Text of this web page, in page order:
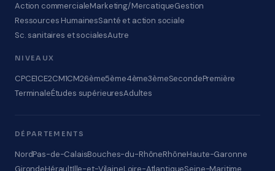
Action commercialeMarketing/MercatiqueGestion
Ressources HumainesSanté et action sociale
Sc. sanitaires et socialesAutre
NIVEAUX
CPCE1CE2CM1CM26ème5ème4ème3èmeSecondePremière
TerminaleÉtudes supérieuresAdultes
DÉPARTEMENTS
NordPas-de-CalaisBouches-du-RhôneRhôneHaute-Garonne
GirondeHéraultIlle-et-VilaineLoire-AtlantiqueSeine-Maritime